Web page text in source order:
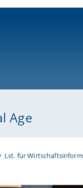
Age
Lst. für